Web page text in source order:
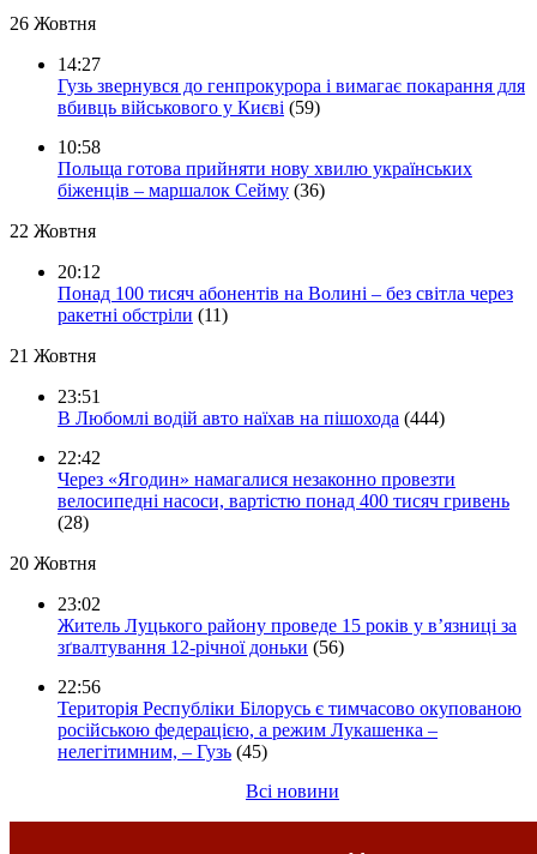
26 Жовтня
14:27
Гузь звернувся до генпрокурора і вимагає покарання для
вбивць військового у Києві (59)
10:58
Польща готова прийняти нову хвилю українських
біженців – маршалок Сейму (36)
22 Жовтня
20:12
Понад 100 тисяч абонентів на Волині – без світла через
ракетні обстріли (11)
21 Жовтня
23:51
В Любомлі водій авто наїхав на пішохода (444)
22:42
Через «Ягодин» намагалися незаконно провезти
велосипедні насоси, вартістю понад 400 тисяч гривень
(28)
20 Жовтня
23:02
Житель Луцького району проведе 15 років у в’язниці за
зґвалтування 12-річної доньки (56)
22:56
Територія Республіки Білорусь є тимчасово окупованою
російською федерацією, а режим Лукашенка –
нелегітимним, – Гузь (45)
Всі новини